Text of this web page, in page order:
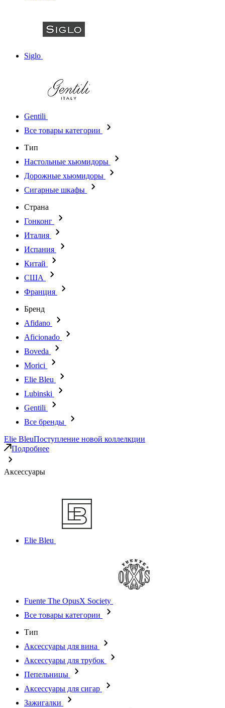
Siglo
Gentili
Все товары категории
Тип
Настольные хьюмидоры
Дорожные хьюмидоры
Сигарные шкафы
Страна
Гонконг
Италия
Испания
Китай
США
Франция
Бренд
Afidano
Aficionado
Boveda
Morici
Elie Bleu
Lubinski
Gentili
Все бренды
Elie BleuПоступление новой коллелкции
Подробнее
Аксессуары
Elie Bleu
Fuente The OpusX Society
Все товары категории
Тип
Аксессуары для вина
Аксессуары для трубок
Пепельницы
Аксессуары для сигар
Зажигалки